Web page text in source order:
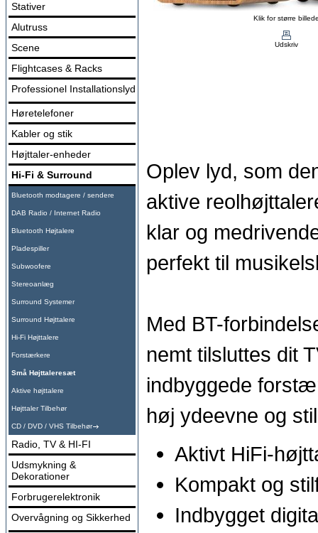
Stativer
Alutruss
Scene
Flightcases & Racks
Professionel Installationslyd
Høretelefoner
Kabler og stik
Højttaler-enheder
Hi-Fi & Surround
Bluetooth modtagere / sendere
DAB Radio / Internet Radio
Bluetooth Højtalere
Pladespiller
Subwoofere
Stereoanlæg
Surround Systemer
Surround Højttalere
Hi-Fi Højttalere
Forstærkere
Små Højttaleresæt
Aktive højttalere
Højttaler Tilbehør
CD / DVD / VHS Tilbehør
Radio, TV & HI-FI
Udsmykning &
Dekorationer
Forbrugerelektronik
Overvågning og Sikkerhed
Klik for større
Udskriv
Oplev lyd, som
aktive
klar og
perfekt til
Med BT-
nemt tilsluttes dit
indbyggede
høj ydeevne og
Aktivt HiFi-
Kompakt og
Indbygget